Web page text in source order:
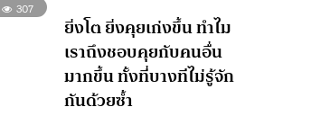
307
ยิ่งโต ยิ่งคุยเก่งขึ้น ทำไม
เราถึงชอบคุยกับคนอื่น
มากขึ้น ทั้งที่บางทีไม่รู้จัก
กันด้วยซ้ำ